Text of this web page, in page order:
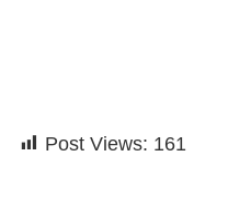
Post Views: 161